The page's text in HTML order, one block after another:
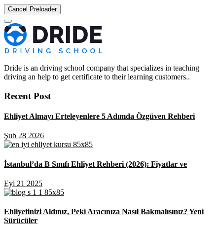
Cancel Preloader
Dride is an driving school company that specializes in teaching
driving an help to get certificate to their learning customers..
Recent Post
Ehliyet Almayı Erteleyenlere 5 Adımda Özgüven Rehberi
Şub 28 2026
İstanbul’da B Sınıfı Ehliyet Rehberi (2026): Fiyatlar ve
Eyl 21 2025
Ehliyetinizi Aldınız, Peki Aracınıza Nasıl Bakmalısınız? Yeni
Sürücüler